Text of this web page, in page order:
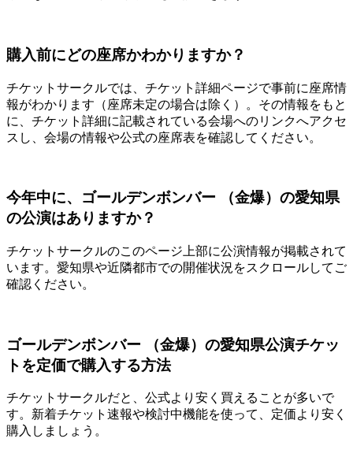
購入前にどの座席かわかりますか？
チケットサークルでは、チケット詳細ページで事前に座席情
報がわかります（座席未定の場合は除く）。その情報をもと
に、チケット詳細に記載されている会場へのリンクへアクセ
スし、会場の情報や公式の座席表を確認してください。
今年中に、ゴールデンボンバー （金爆）の愛知県
の公演はありますか？
チケットサークルのこのページ上部に公演情報が掲載されて
います。愛知県や近隣都市での開催状況をスクロールしてご
確認ください。
ゴールデンボンバー （金爆）の愛知県公演チケッ
トを定価で購入する方法
チケットサークルだと、公式より安く買えることが多いで
す。新着チケット速報や検討中機能を使って、定価より安く
購入しましょう。